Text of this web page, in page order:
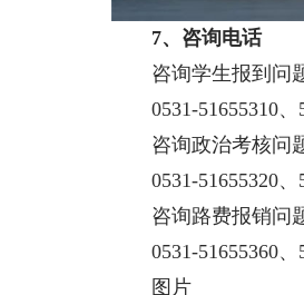
7、咨询电话
咨询学生报到问
0531-51655310、
咨询政治考核问
0531-51655320、
咨询路费报销问
0531-51655360、
图片